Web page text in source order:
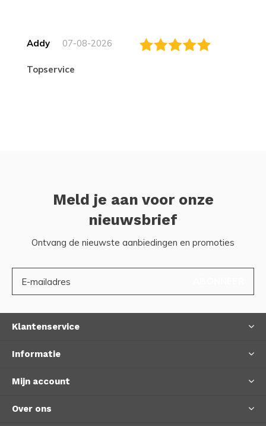
Addy 07-08-2026
topservice
Meld je aan voor onze
nieuwsbrief
Ontvang de nieuwste aanbiedingen en promoties
Klantenservice
Informatie
Mijn account
Over ons